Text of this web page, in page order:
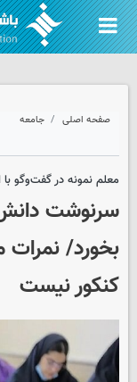
صفحه اصلی جامعه
معلم نمونه در گفت‌وگو با
بخورد/ نمرات
کنکور نیست